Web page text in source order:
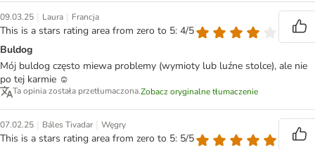
09.03.25 | Laura | Francja
This is a stars rating area from zero to 5: 4/5
Buldog
Mój buldog często miewa problemy (wymioty lub luźne stolce), ale nie
po tej karmie ☺️
Ta opinia została przetłumaczona.Zobacz oryginalne tłumaczenie
07.02.25 | Báles Tivadar | Węgry
This is a stars rating area from zero to 5: 5/5